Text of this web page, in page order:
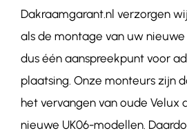
Dakraamgarant.nl verzorgen
als de montage van uw
dus één aanspreekpunt voor
plaatsing. Onze monteurs zijn
het vervangen van oude Velux
nieuwe UK06-modellen.